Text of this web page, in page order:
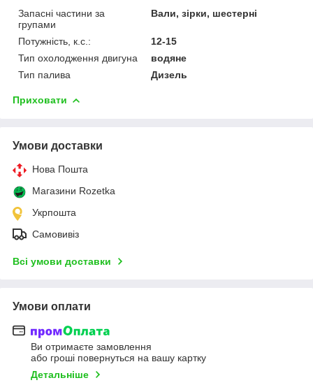
Запасні частини за
групами
Вали, зірки, шестерні
Потужність, к.с.:
12-15
Тип охолодження двигуна
водяне
Тип палива
Дизель
Приховати
Умови доставки
Нова Пошта
Магазини Rozetka
Укрпошта
Самовивіз
Всі умови доставки
Умови оплати
Ви отримаєте замовлення
або гроші повернуться на вашу картку
Детальніше